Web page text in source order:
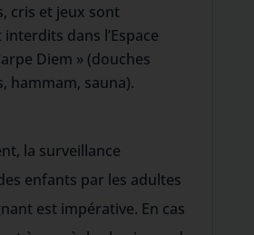
cris et jeux sont
dans l’Espace
Diem » (douches
hammam, sauna).
la surveillance
enfants par les adultes
est impérative. En cas